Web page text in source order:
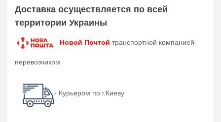
Доставка осуществляется по всей
территории Украины
- Новой Почтой транспортной компанией-
перевозчиком
- Курьером по г.Киеву